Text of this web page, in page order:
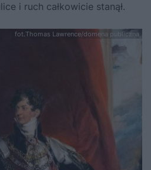
i ruch całkowicie stanął.
fot.Thomas Lawrence/domena publiczna